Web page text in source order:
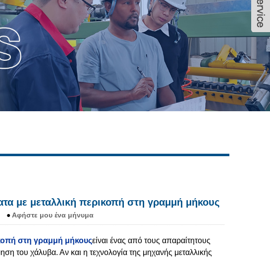
με μεταλλική περικοπή στη γραμμή μήκους
● Αφήστε μου ένα μήνυμα
στη γραμμή μήκουςείναι ένας από τους απαραίτητους
του χάλυβα. Αν και η τεχνολογία της μηχανής μεταλλικής